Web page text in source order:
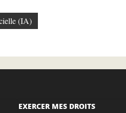
(IA)
EXERCER MES DROITS